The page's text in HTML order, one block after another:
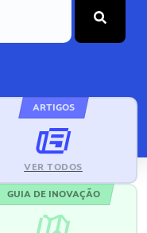
ARTIGOS
VER TODOS
GUIA DE INOVAÇÃO